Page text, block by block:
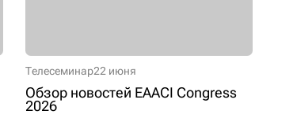
Телесеминар22 июня
Обзор новостей EAACI Congress
2026